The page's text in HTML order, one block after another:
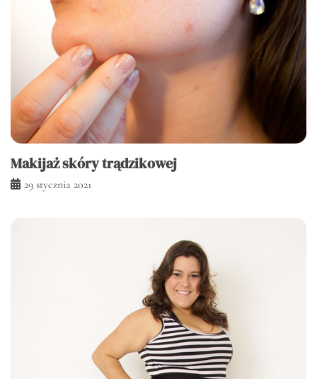
Makijaż skóry trądzikowej
29 stycznia 2021